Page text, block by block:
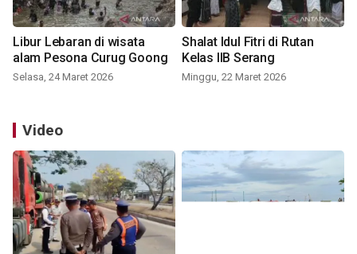
Libur Lebaran di wisata
alam Pesona Curug Goong
Selasa, 24 Maret 2026
Shalat Idul Fitri di Rutan
Kelas IIB Serang
Minggu, 22 Maret 2026
Video